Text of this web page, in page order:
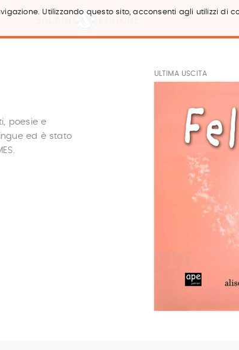
Utilizzando questo sito, acconsenti agli utilizzi di
poesie e
ed è stato
ULTIMA USCITA